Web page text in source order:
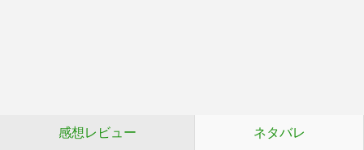
感想レビュー ネタバレ